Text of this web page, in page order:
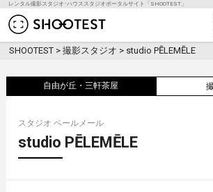
レンタル撮影スタジオ･ハウススタジオポータルサイト「SHOOTEST」
レンタル撮影スタジオ･
SHOOTEST >撮影スタジオ > studio PĒLEMĒLE
自由が丘・三軒茶屋
スタジオ ペールメール
studio PĒLEMĒLE